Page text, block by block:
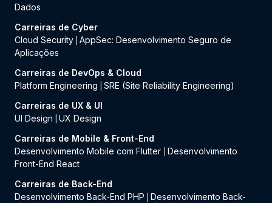
Dados
Carreiras de Cyber
Cloud Security AppSec: Desenvolvimento Seguro de
Aplicações
Carreiras de DevOps & Cloud
Platform Engineering
SRE (Site Reliability Engineering)
Carreiras de UX & UI
UI Design
UX Design
Carreiras de Mobile & Front-End
Desenvolvimento Mobile com Flutter
Desenvolvimento
Front-End React
Carreiras de Back-End
Desenvolvimento Back-End PHP
Desenvolvimento Back-